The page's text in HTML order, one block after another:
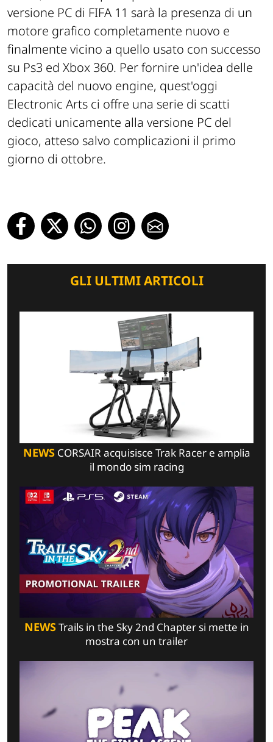
versione PC di FIFA 11 sarà la presenza di un
motore grafico completamente nuovo e
finalmente vicino a quello usato con successo
su Ps3 ed Xbox 360. Per fornire un'idea delle
capacità del nuovo engine, quest'oggi
Electronic Arts ci offre una serie di scatti
dedicati unicamente alla versione PC del
gioco, atteso salvo complicazioni il primo
giorno di ottobre.
GLI ULTIMI ARTICOLI
NEWSCORSAIR acquisisce Trak Racer e amplia
il mondo sim racing
NEWSTrails in the Sky 2nd Chapter si mette in
mostra con un trailer